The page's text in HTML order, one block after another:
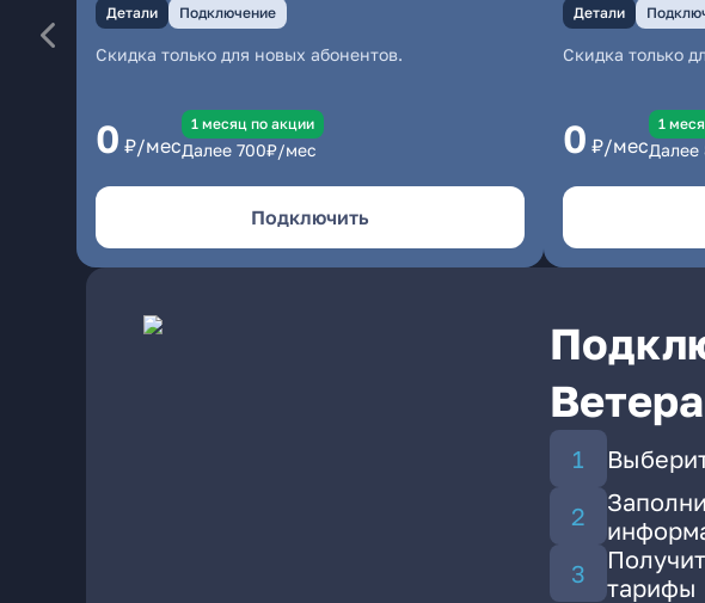
Детали Подключение
Скидка только для новых абонентов.
0 ₽/мес
1 месяц по акции
Далее 700₽/мес
Подключить
Детали
Скидка только
0 ₽/мес
1
Далее
тарифы